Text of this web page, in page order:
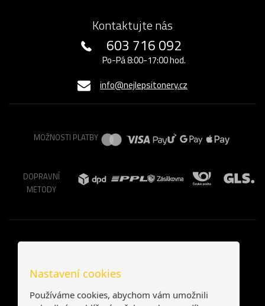
Kontaktujte nás
603 716 092
Po-Pá 8:00-17:00 hod.
info@nejlepsitonery.cz
MOŽNOSTI PLATBY
DOPRAVNÍ
METODY
Nastavení cookies
Používáme cookies, abychom vám umožnili